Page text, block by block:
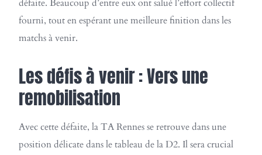
défaite. Beaucoup d’entre eux ont salué l’effort collectif
fourni, tout en espérant une meilleure finition dans les
matchs à venir.
Les défis à venir : Vers une
remobilisation
Avec cette défaite, la TA Rennes se retrouve dans une
position délicate dans le tableau de la D2. Il sera crucial